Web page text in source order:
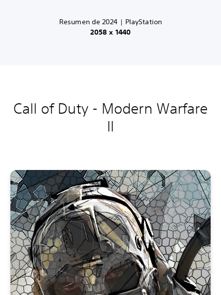
Resumen de 2024 | PlayStation
2058 x 1440
Call of Duty - Modern Warfare
II